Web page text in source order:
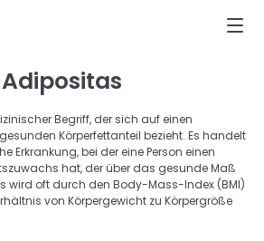
Adipositas
Begriff, der sich auf einen
Körperfettanteil bezieht. Es handelt
Erkrankung, bei der eine Person einen
hat, der über das gesunde Maß
wird oft durch den Body-Mass-Index (BMI)
von Körpergewicht zu Körpergröße